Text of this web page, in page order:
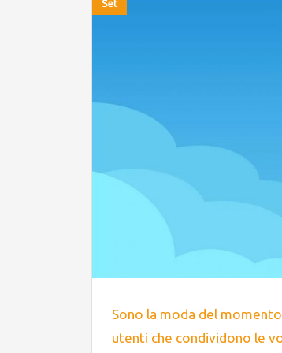
Set
Sono la moda del
utenti che condividono le